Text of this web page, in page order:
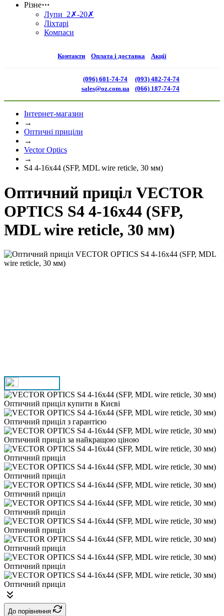
Різне⋯
Лупи 2✗-20✗
Ліхтарі
Компаси
Контакти Оплата і доставка Акції
(096) 601-74-74
sales@oz.com.ua
(093) 482-74-74
(066) 187-74-74
Інтернет-магазин
→
Оптичні приціли
→
Vector Optics
→
S4 4-16x44 (SFP, MDL wire reticle, 30 мм)
Оптичний приціл VECTOR
OPTICS S4 4-16x44 (SFP,
MDL wire reticle, 30 мм)
До порівняння